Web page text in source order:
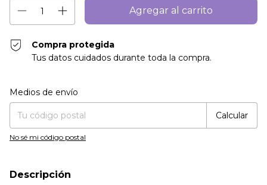
Compra protegida
Tus datos cuidados durante toda la compra.
Entregas para el CP:
Medios de envío
Calcular
No sé mi código postal
Descripción